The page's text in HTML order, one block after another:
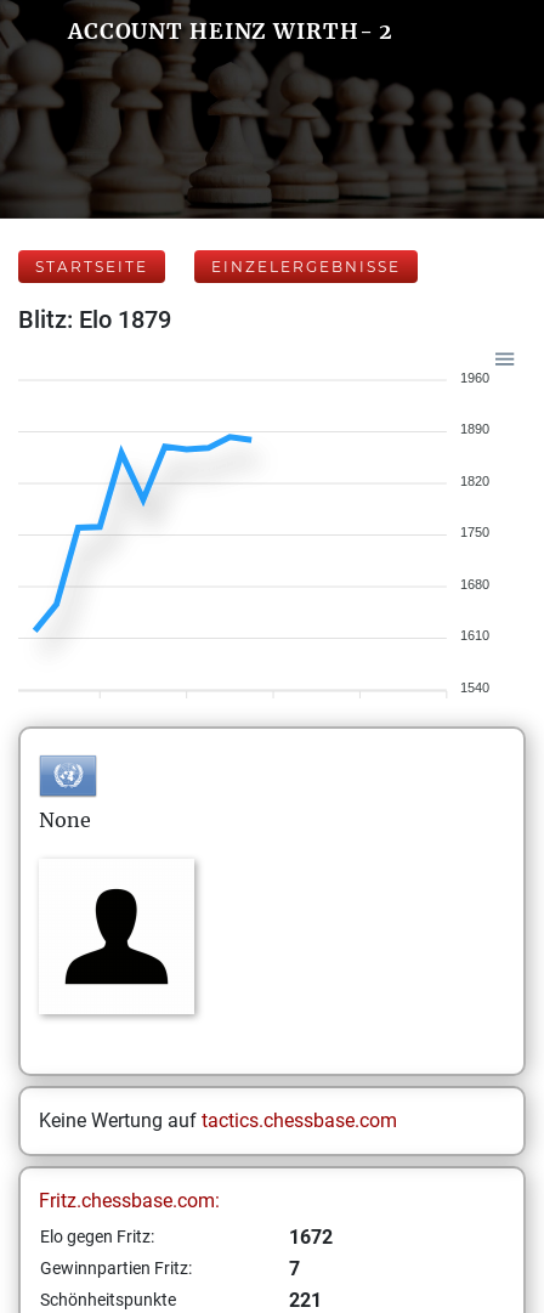
ACCOUNT HEINZ WIRTH- 2
STARTSEITE EINZELERGEBNISSE
Blitz: Elo 1879
1960
1890
1820
1750
1680
1610
1540
None
Keine Wertung auf tactics.chessbase.com
Fritz.chessbase.com:
Elo gegen Fritz: 1672
Gewinnpartien Fritz: 7
Schönheitspunkte
221